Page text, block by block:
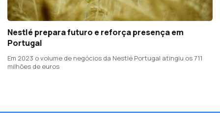
Nestlé prepara futuro e reforça presença em
Portugal
Em 2023 o volume de negócios da Nestlé Portugal atingiu os 711
milhões de euros